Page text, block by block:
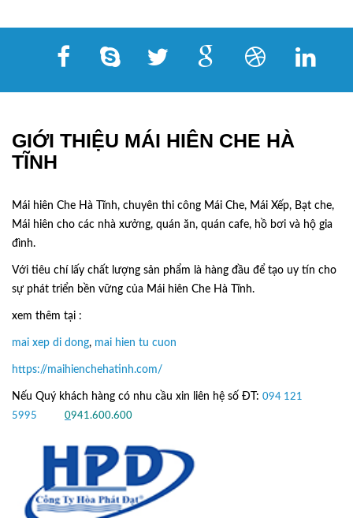
GIỚI THIỆU MÁI HIÊN CHE HÀ
TĨNH
Mái hiên Che Hà Tĩnh, chuyên thi công Mái Che, Mái Xếp, Bạt che,
Mái hiên cho các nhà xưởng, quán ăn, quán cafe, hồ bơi và hộ gia
đình.
Với tiêu chí lấy chất lượng sản phẩm là hàng đầu để tạo uy tín cho
sự phát triển bền vững của Mái hiên Che Hà Tĩnh.
xem thêm tại :
mai xep di dong, mai hien tu cuon
https://maihienchehatinh.com/
Nếu Quý khách hàng có nhu cầu xin liên hệ số ĐT: 094 121
5995
0941.600.600